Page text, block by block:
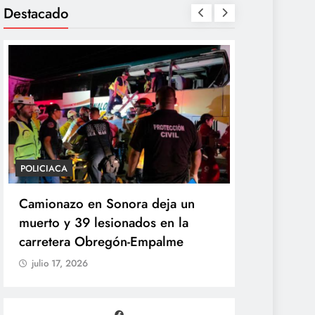
Destacado
POLICIACA
Camionazo en Sonora deja un
muerto y 39 lesionados en la
carretera Obregón-Empalme
julio 17, 2026